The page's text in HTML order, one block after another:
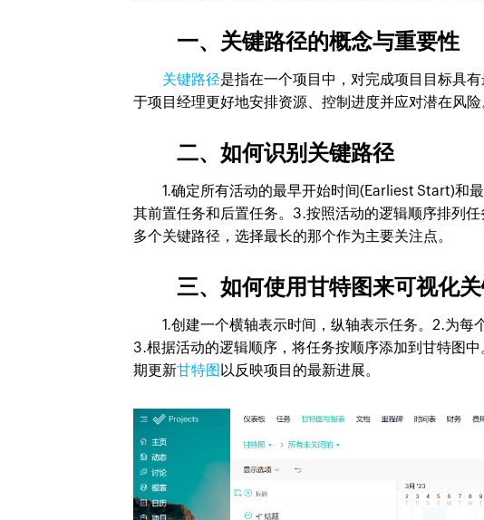
一、关键路径的概念与重要性
关键路径是指在一个项目中，对完成项目目标具
于项目经理更好地安排资源、控制进度并应对潜在风险
二、如何识别关键路径
1.确定所有活动的最早开始时间(Earliest Start)和
其前置任务和后置任务。3.按照活动的逻辑顺序排列
多个关键路径，选择最长的那个作为主要关注点。
三、如何使用甘特图来可视化关
1.创建一个横轴表示时间，纵轴表示任务。2.为每
3.根据活动的逻辑顺序，将任务按顺序添加到甘特图
期更新甘特图以反映项目的最新进展。